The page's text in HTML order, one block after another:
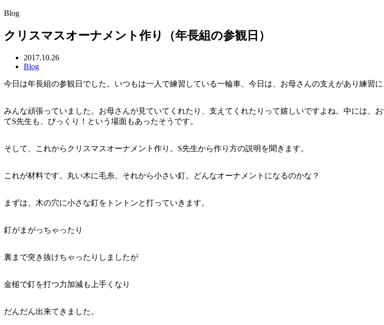
Blog
クリスマスオーナメント作り（年長組の参観日）
2017.10.26
Blog
今日は年長組の参観日でした。いつもは一人で練習している一輪車、今日は、お母さんの支えがあり練習に
みんな頑張っていました。お母さんが見ていてくれたり、支えてくれたりって嬉しいですよね。中には、
てS先生も、びっくり！という場面もあったそうです。
そして、これからクリスマスオーナメント作り。S先生から作り方の説明を聞きます。
これが材料です。丸い木に毛糸、それから小さい釘。どんなオーナメントになるのかな？
まずは、木の穴に小さな釘をトントンと打っていきます。
釘がまがっちゃったり
裏まで突き抜けちゃったりしましたが
金槌で釘を打つ力加減も上手くなり
だんだん出来てきました。